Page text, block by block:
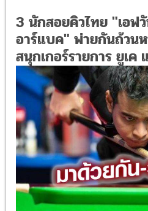
3 นักสอยคิวไทย "เอฟ
อาร์แบค" พ่ายกันถ้วน
สนุกเกอร์รายการ ยูเ